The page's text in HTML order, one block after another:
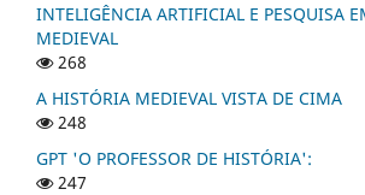
INTELIGÊNCIA ARTIFICIAL E PESQUISA
MEDIEVAL
268
A HISTÓRIA MEDIEVAL VISTA DE CIMA
248
GPT 'O PROFESSOR DE HISTÓRIA':
247